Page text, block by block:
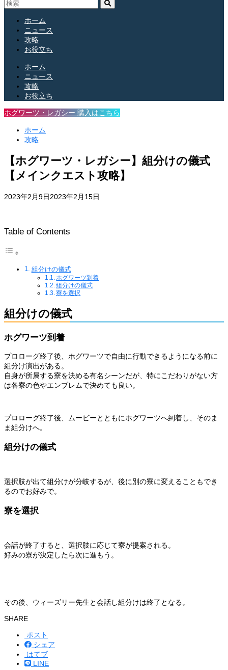
ホーム
ニュース
攻略
お役立ち
ホーム
ニュース
攻略
お役立ち
ホグワーツ・レガシー 購入はこちら
ホーム
攻略
【ホグワーツ・レガシー】組分けの儀式
【メインクエスト攻略】
2023年2月9日2023年2月15日
Table of Contents
組分けの儀式
ホグワーツ到着
組分けの儀式
寮を選択
組分けの儀式
ホグワーツ到着
プロローグ終了後、ホグワーツで自由に行動できるようになる前に
組分け演出がある。
自身が所属する寮を決める有名シーンだが、特にこだわりがない方
は各寮の色やエンブレムで決めても良い。
プロローグ終了後、ムービーとともにホグワーツへ到着し、そのま
ま組分けへ。
組分けの儀式
選択肢が出て組分けが分岐するが、後に別の寮に変えることもでき
るのでお好みで。
寮を選択
会話が終了すると、選択肢に応じて寮が提案される。
好みの寮が決定したら次に進もう。
その後、ウィーズリー先生と会話し組分けは終了となる。
SHARE
ポスト
シェア
はてブ
LINE